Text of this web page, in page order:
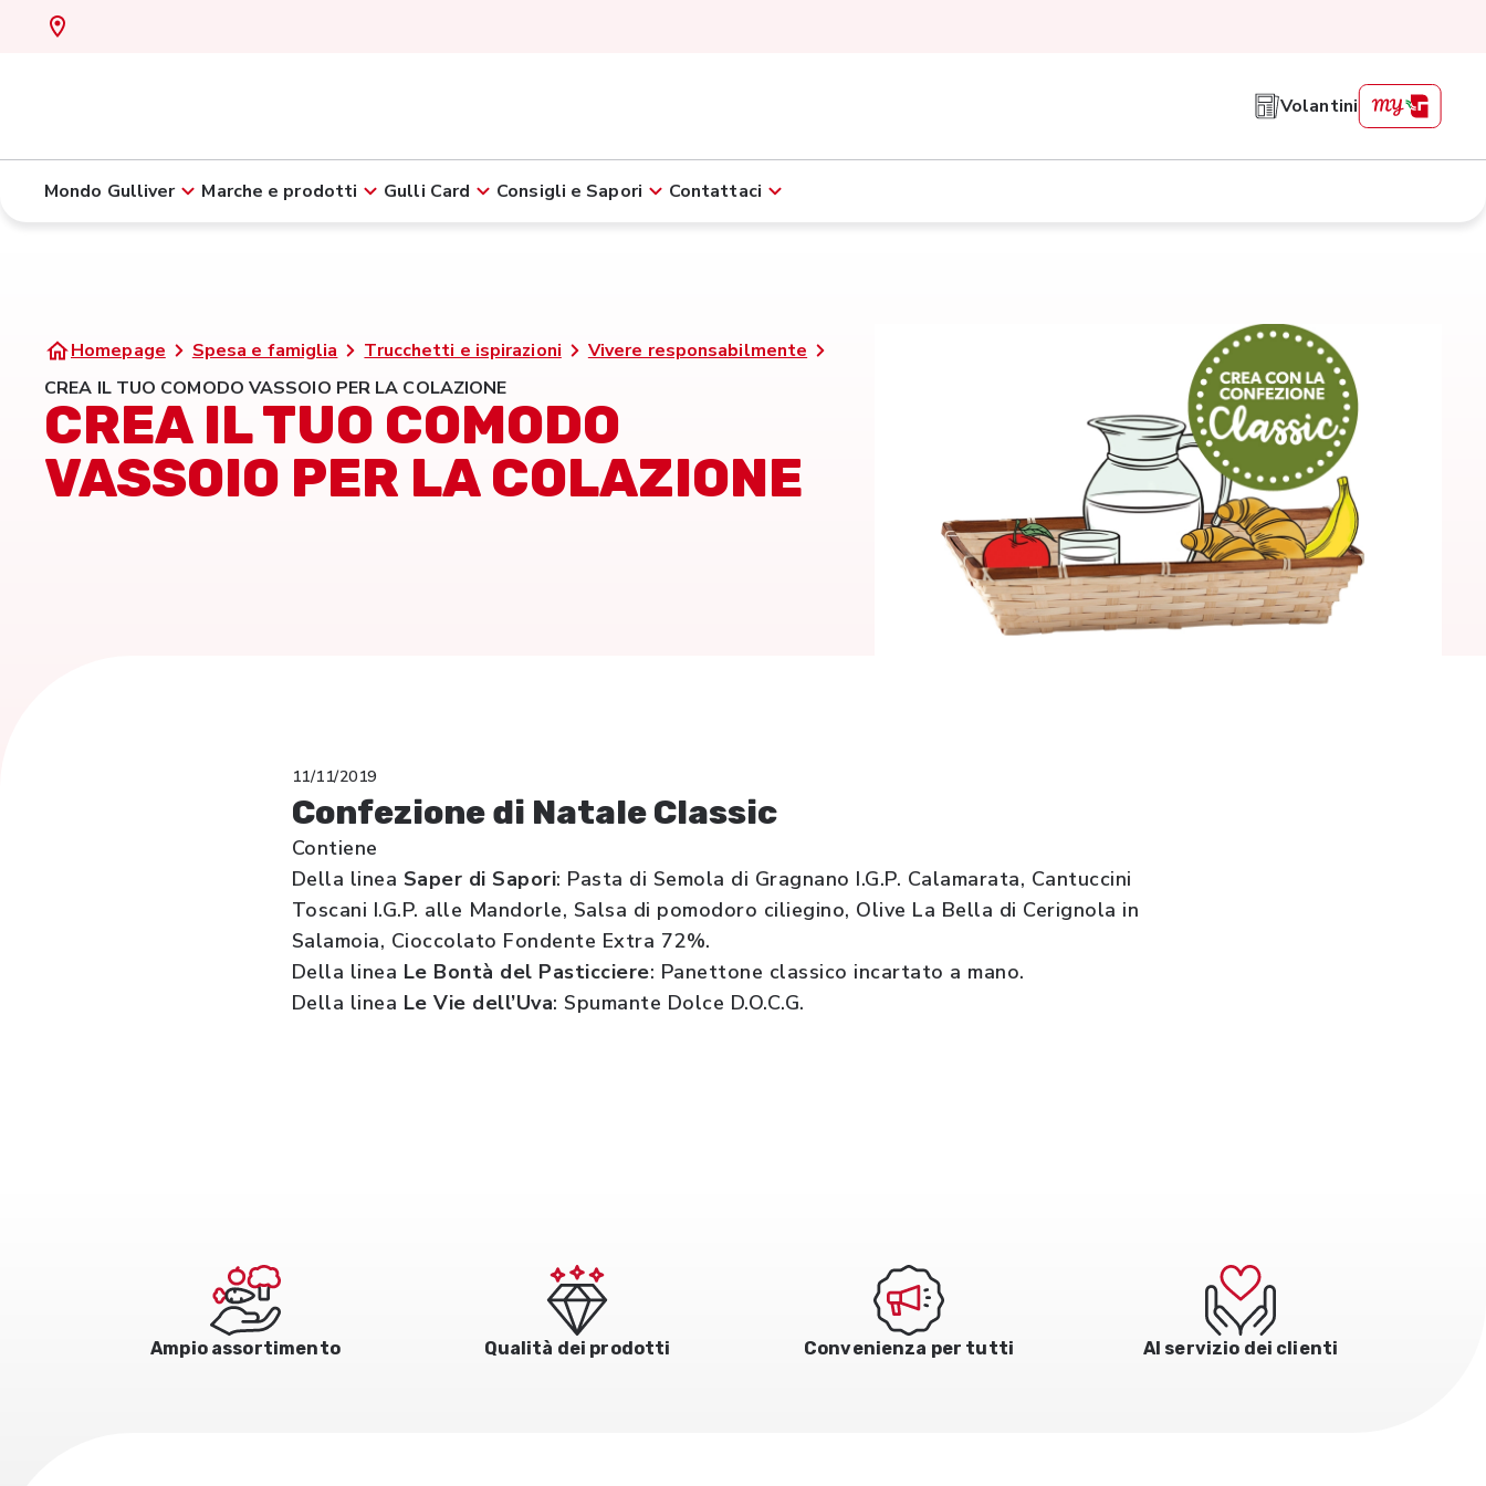
Volantini
Mondo Gulliver Marche e prodotti Gulli Card Consigli e Sapori Contattaci
Homepage Spesa e famiglia Trucchetti e ispirazioni
Vivere responsabilmente
CREA IL TUO COMODO VASSOIO PER LA COLAZIONE
CREA IL TUO COMODO
VASSOIO PER LA COLAZIONE
11/11/2019
Confezione di Natale Classic
Contiene
Della linea Saper di Sapori: Pasta di Semola di Gragnano I.G.P. Calamarata, Cantuccini
Toscani I.G.P. alle Mandorle, Salsa di pomodoro ciliegino, Olive La Bella di Cerignola in
Salamoia, Cioccolato Fondente Extra 72%.
Della linea Le Bontà del Pasticciere: Panettone classico incartato a mano.
Della linea Le Vie dell’Uva: Spumante Dolce D.O.C.G.
Ampio assortimento Qualità dei prodotti Convenienza per tutti Al servizio dei clienti